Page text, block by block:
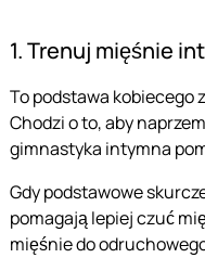
1. Trenuj mięśnie
To podstawa kobiecego
Chodzi o to, aby
gimnastyka intymna
Gdy podstawowe
pomagają lepiej czuć
mięśnie do